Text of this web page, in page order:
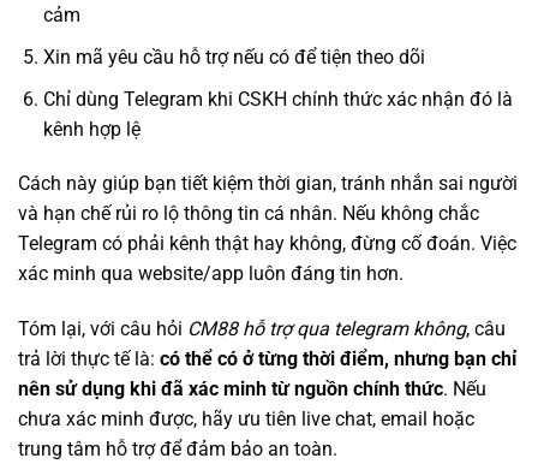
cảm
Xin mã yêu cầu hỗ trợ nếu có để tiện theo dõi
Chỉ dùng Telegram khi CSKH chính thức xác nhận đó là
kênh hợp lệ
Cách này giúp bạn tiết kiệm thời gian, tránh nhắn sai người
và hạn chế rủi ro lộ thông tin cá nhân. Nếu không chắc
Telegram có phải kênh thật hay không, đừng cố đoán. Việc
xác minh qua website/app luôn đáng tin hơn.
Tóm lại, với câu hỏi CM88 hỗ trợ qua telegram không, câu
trả lời thực tế là: có thể có ở từng thời điểm, nhưng bạn chỉ
nên sử dụng khi đã xác minh từ nguồn chính thức. Nếu
chưa xác minh được, hãy ưu tiên live chat, email hoặc
trung tâm hỗ trợ để đảm bảo an toàn.